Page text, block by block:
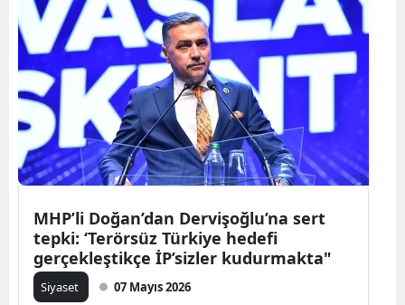
MHP’li Doğan’dan Dervişoğlu’na sert
tepki: ‘Terörsüz Türkiye hedefi
gerçekleştikçe İP’sizler kudurmakta"
Siyaset 07 Mayıs 2026